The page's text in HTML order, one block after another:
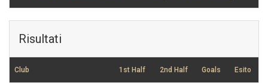
Risultati
Club 1st Half 2nd Half Goals Esito